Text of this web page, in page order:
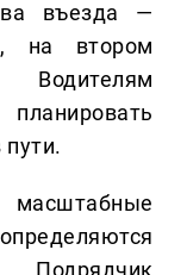
въезда —
на втором
масштабные
Подрядчик